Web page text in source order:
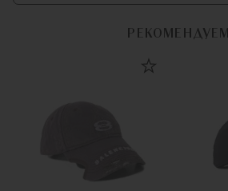
РЕКОМЕНДУЕМ